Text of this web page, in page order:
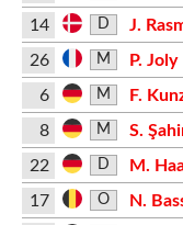
14
D J.
26 M P. Joly
6 M
F.
8
M S.
22 D
M.
17
O N.